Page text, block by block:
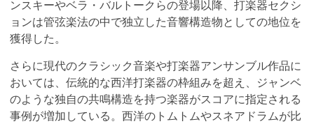
ンスキーやベラ・バルトークらの登場以降、打楽器セクシ
ョンは管弦楽法の中で独立した音響構造物としての地位を
獲得した。
さらに現代のクラシック音楽や打楽器アンサンブル作品に
おいては、伝統的な西洋打楽器の枠組みを超え、ジャンベ
のような独自の共鳴構造を持つ楽器がスコアに指定される
事例が増加している。西洋のトムトムやスネアドラムが比